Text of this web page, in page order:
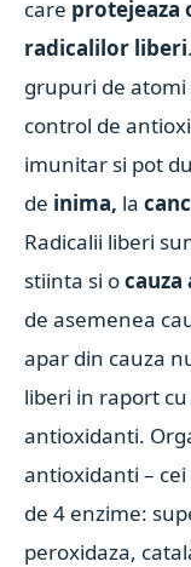
care protejeaza
radicalilor liberi.
grupuri de
control de
imunitar si pot
de inima, la
Radicalii liberi
stiinta si o
de asemenea
apar din cauza
liberi in raport
antioxidanti.
antioxidanti –
de 4 enzime:
peroxidaza,